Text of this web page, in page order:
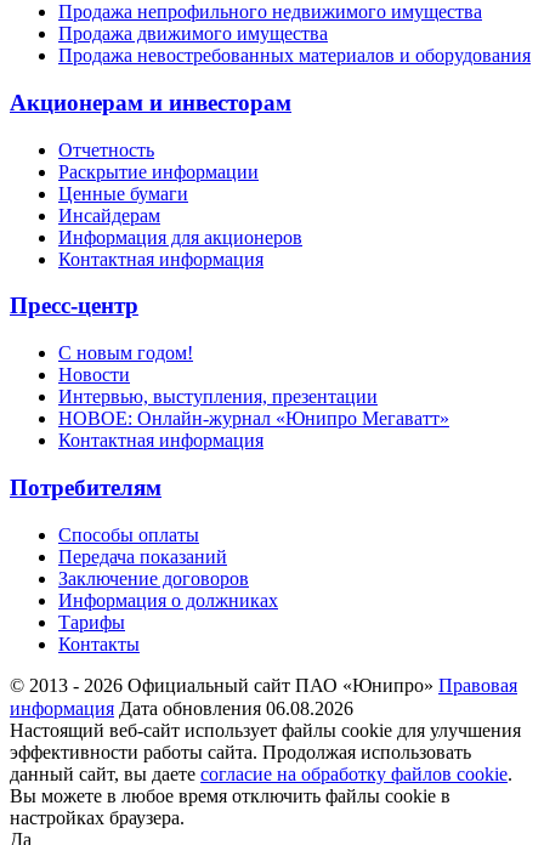
Продажа непрофильного недвижимого имущества
Продажа движимого имущества
Продажа невостребованных материалов и оборудования
Акционерам и инвесторам
Отчетность
Раскрытие информации
Ценные бумаги
Инсайдерам
Информация для акционеров
Контактная информация
Пресс-центр
С новым годом!
Новости
Интервью, выступления, презентации
НОВОЕ: Онлайн-журнал «Юнипро Мегаватт»
Контактная информация
Потребителям
Способы оплаты
Передача показаний
Заключение договоров
Информация о должниках
Тарифы
Контакты
© 2013 - 2026 Официальный сайт ПАО «Юнипро» Правовая
информация Дата обновления 06.08.2026
Настоящий веб-сайт использует файлы cookie для улучшения
эффективности работы сайта. Продолжая использовать
данный сайт, вы даете согласие на обработку файлов cookie.
Вы можете в любое время отключить файлы cookie в
настройках браузера.
Да